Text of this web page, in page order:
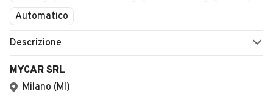
Automatico
Descrizione
MYCAR SRL
Milano (MI)